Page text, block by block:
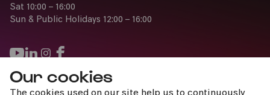
Our cookies
Press
Sat 10:00 – 16:00
Sun & Public Holidays 12:00 – 16:00